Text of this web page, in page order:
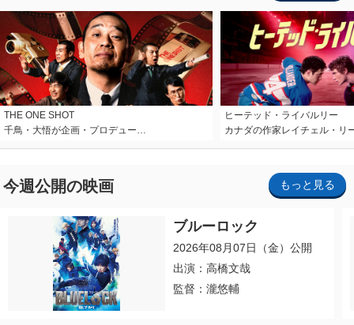
THE ONE SHOT
千鳥・大悟が企画・プロデュー…
ヒーテッド・ライバルリー
カナダの作家レイチェル・リ
今週公開の映画 もっと見る
ブルーロック
2026年08月07日（金）公開
出演：高橋文哉
監督：瀧悠輔